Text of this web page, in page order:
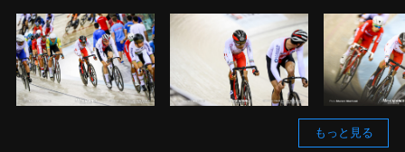
もっと見る